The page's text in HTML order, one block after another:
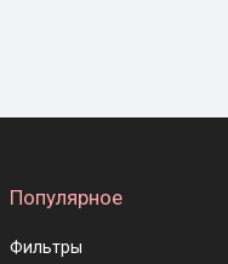
Популярное
Фильтры